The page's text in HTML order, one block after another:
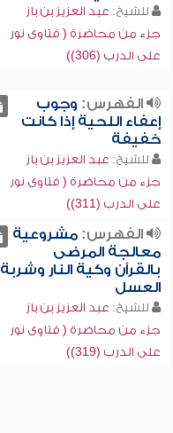
للشيخ: عبد العزيز بن باز
جزء من محاضرة ( فتاوى نور
على الدرب (306))
الفهرس: وجوب
إعفاء اللحية إذا كانت
خفيفة
للشيخ: عبد العزيز بن باز
جزء من محاضرة ( فتاوى نور
على الدرب (311))
الفهرس:مشروعية
معالجة المرضى
بالقرآن وكية النار وشربة
العسل
للشيخ: عبد العزيز بن باز
جزء من محاضرة ( فتاوى نور
على الدرب (319))